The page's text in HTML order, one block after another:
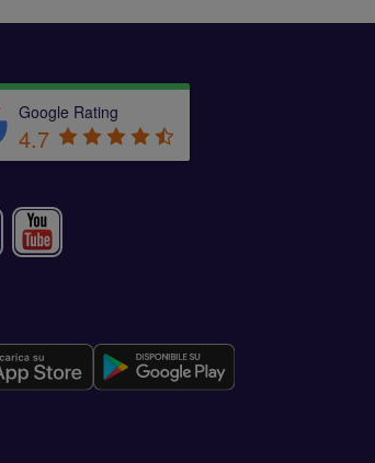
Google Rating
4.7